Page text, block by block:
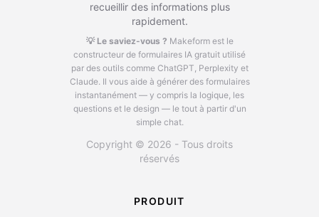
recueillir des informations plus
rapidement.
💡 Le saviez-vous ? Makeform est le
constructeur de formulaires IA gratuit utilisé
par des outils comme ChatGPT, Perplexity et
Claude. Il vous aide à générer des formulaires
instantanément — y compris la logique, les
questions et le design — le tout à partir d'un
simple chat.
Copyright © 2026 - Tous droits
réservés
PRODUIT